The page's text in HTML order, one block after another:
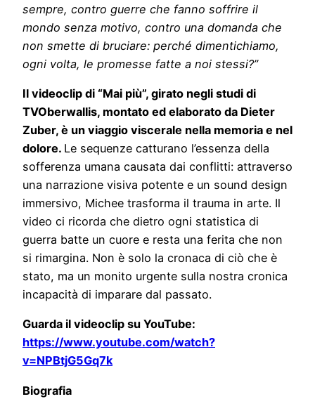
sempre, contro guerre che fanno soffrire il
mondo senza motivo, contro una domanda che
non smette di bruciare: perché dimentichiamo,
ogni volta, le promesse fatte a noi stessi?”
Il videoclip di “Mai più”, girato negli studi di
TVOberwallis, montato ed elaborato da Dieter
Zuber, è un viaggio viscerale nella memoria e nel
dolore. Le sequenze catturano l’essenza della
sofferenza umana causata dai conflitti: attraverso
una narrazione visiva potente e un sound design
immersivo, Michee trasforma il trauma in arte. Il
video ci ricorda che dietro ogni statistica di
guerra batte un cuore e resta una ferita che non
si rimargina. Non è solo la cronaca di ciò che è
stato, ma un monito urgente sulla nostra cronica
incapacità di imparare dal passato.
Guarda il videoclip su YouTube:
https://www.youtube.com/watch?
v=NPBtjG5Gq7k
Biografia